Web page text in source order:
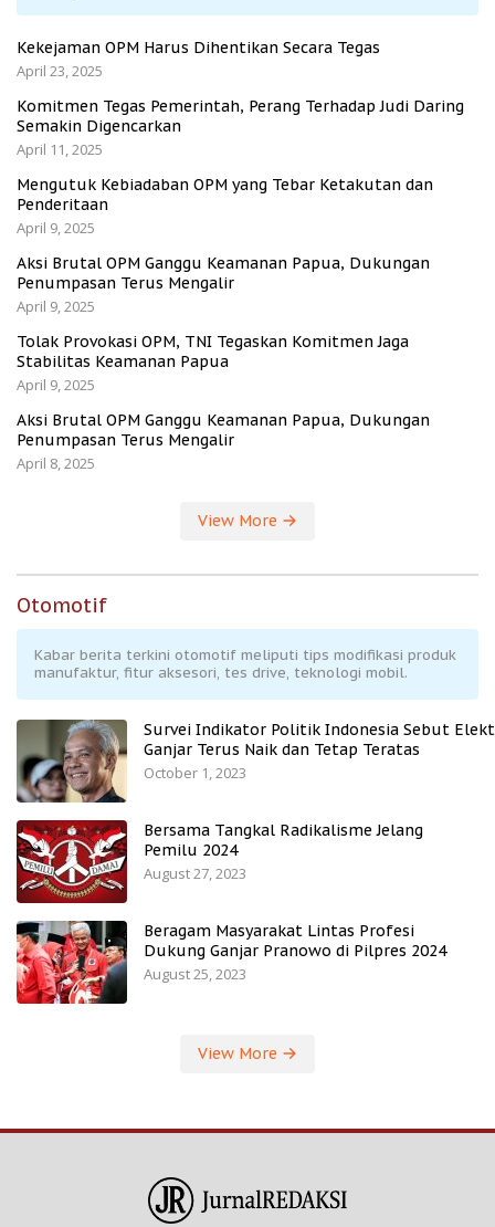
Kekejaman OPM Harus Dihentikan Secara Tegas
April 23, 2025
Komitmen Tegas Pemerintah, Perang Terhadap Judi Daring
Semakin Digencarkan
April 11, 2025
Mengutuk Kebiadaban OPM yang Tebar Ketakutan dan
Penderitaan
April 9, 2025
Aksi Brutal OPM Ganggu Keamanan Papua, Dukungan
Penumpasan Terus Mengalir
April 9, 2025
Tolak Provokasi OPM, TNI Tegaskan Komitmen Jaga
Stabilitas Keamanan Papua
April 9, 2025
Aksi Brutal OPM Ganggu Keamanan Papua, Dukungan
Penumpasan Terus Mengalir
April 8, 2025
View More
Otomotif
Kabar berita terkini otomotif meliputi tips modifikasi produk
manufaktur, fitur aksesori, tes drive, teknologi mobil.
Survei Indikator Politik Indonesia Sebut
Ganjar Terus Naik dan Tetap Teratas
October 1, 2023
Bersama Tangkal Radikalisme Jelang
Pemilu 2024
August 27, 2023
Beragam Masyarakat Lintas Profesi
Dukung Ganjar Pranowo di Pilpres 2024
August 25, 2023
View More